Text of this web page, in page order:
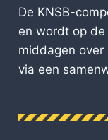
De KNSB-
en wordt op
middagen
via een